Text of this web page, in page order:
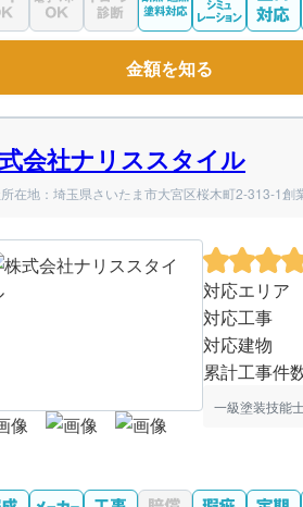
金額を知る
会社ナリススタイル
在地：埼玉県さいたま市大宮区桜木町2-313-1創
対応エリア
対応工事
対応建物
累計工事件
一級塗装技能